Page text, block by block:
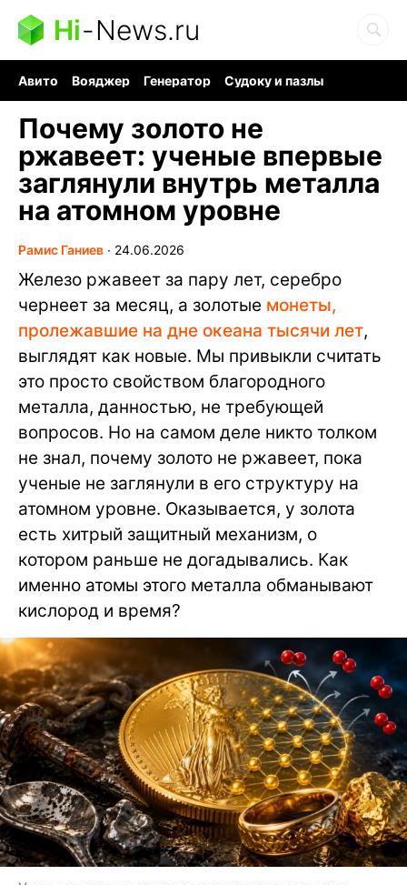
Hi-News.ru
Авито Вояджер Генератор
Судоку и пазлы
Почему золото не
ржавеет: ученые впервые
заглянули внутрь металла
на атомном уровне
Рамис Ганиев ∙ 24.06.2026
Железо ржавеет за пару лет, серебро
чернеет за месяц, а золотые монеты,
пролежавшие на дне океана тысячи лет,
выглядят как новые. Мы привыкли считать
это просто свойством благородного
металла, данностью, не требующей
вопросов. Но на самом деле никто толком
не знал, почему золото не ржавеет, пока
ученые не заглянули в его структуру на
атомном уровне. Оказывается, у золота
есть хитрый защитный механизм, о
котором раньше не догадывались. Как
именно атомы этого металла обманывают
кислород и время?